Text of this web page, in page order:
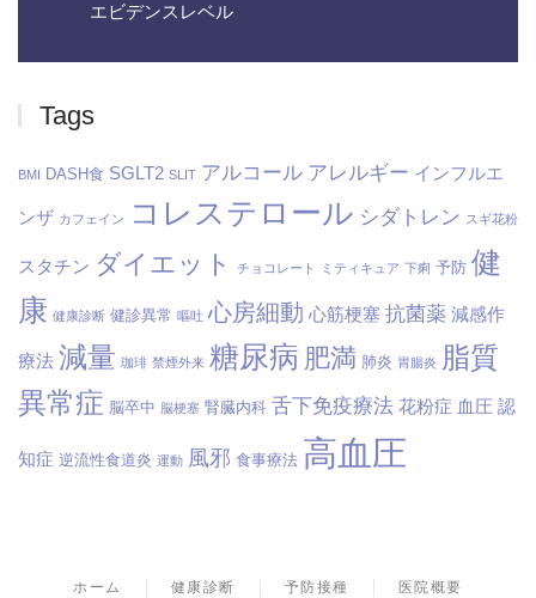
エビデンスレベル
Tags
BMI DASH食 SGLT2 SLIT アルコール アレルギー インフルエ
ンザ カフェイン コレステロール シダトレン スギ花粉
スタチン ダイエット チョコレート ミティキュア 下痢 予防 健
康 健康診断 健診異常 嘔吐 心房細動 心筋梗塞 抗菌薬 減感作
療法 減量 珈琲 禁煙外来 糖尿病 肥満 肺炎 胃腸炎 脂質
異常症 脳卒中 脳梗塞 腎臓内科 舌下免疫療法 花粉症 血圧 認
知症 逆流性食道炎 運動 風邪 食事療法 高血圧
ホーム 健康診断 予防接種 医院概要